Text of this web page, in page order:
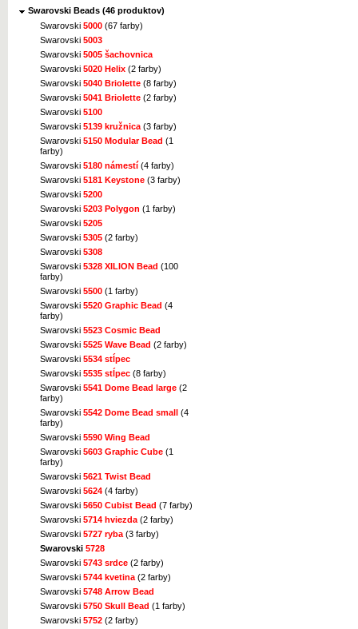
Swarovski Beads (46 produktov)
Swarovski 5000 (67 farby)
Swarovski 5003
Swarovski 5005 šachovnica
Swarovski 5020 Helix (2 farby)
Swarovski 5040 Briolette (8 farby)
Swarovski 5041 Briolette (2 farby)
Swarovski 5100
Swarovski 5139 kružnica (3 farby)
Swarovski 5150 Modular Bead (1
farby)
Swarovski 5180 námestí (4 farby)
Swarovski 5181 Keystone (3 farby)
Swarovski 5200
Swarovski 5203 Polygon (1 farby)
Swarovski 5205
Swarovski 5305 (2 farby)
Swarovski 5308
Swarovski 5328 XILION Bead (100
farby)
Swarovski 5500 (1 farby)
Swarovski 5520 Graphic Bead (4
farby)
Swarovski 5523 Cosmic Bead
Swarovski 5525 Wave Bead (2 farby)
Swarovski 5534 stĺpec
Swarovski 5535 stĺpec (8 farby)
Swarovski 5541 Dome Bead large (2
farby)
Swarovski 5542 Dome Bead small (4
farby)
Swarovski 5590 Wing Bead
Swarovski 5603 Graphic Cube (1
farby)
Swarovski 5621 Twist Bead
Swarovski 5624 (4 farby)
Swarovski 5650 Cubist Bead (7 farby)
Swarovski 5714 hviezda (2 farby)
Swarovski 5727 ryba (3 farby)
Swarovski 5728
Swarovski 5743 srdce (2 farby)
Swarovski 5744 kvetina (2 farby)
Swarovski 5748 Arrow Bead
Swarovski 5750 Skull Bead (1 farby)
Swarovski 5752 (2 farby)